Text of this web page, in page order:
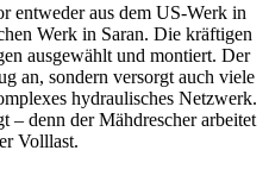
entweder aus dem US-Werk in
Werk in Saran. Die kräf­tigen
ausge­wählt und montiert. Der
an, sondern versorgt auch viele
hydrau­li­sches Netz­werk.
– denn der Mähdre­scher arbeitet
Voll­last.